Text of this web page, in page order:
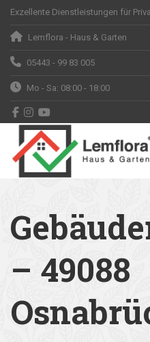
Exzellente Dienstleistungen für
Lemflora - Haus & Garten
05443 - 99 83 005
Mo - Sa: 08:00 - 18:00
– 49088